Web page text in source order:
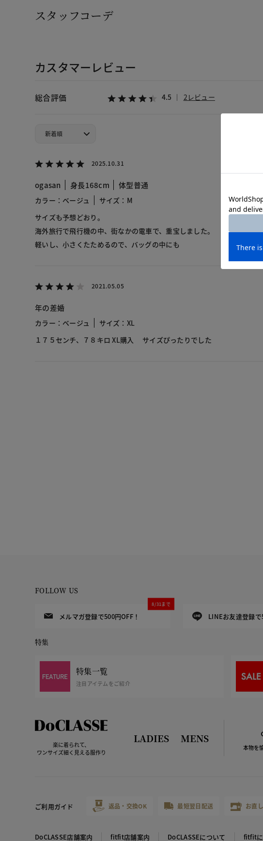
スタッフコーデ
カスタマーレビュー
総合評価 4.5 2レビュー
2025.10.31
ogasan 身長168cm 体型普通
カラー：ベージュ
サイズ：M
サイズも予想どおり。
海外旅行で飛行機の中、街なかの電車で、重宝しました。
軽いし、小さくたためるので、バッグの中にも
2021.05.05
年の差婚
カラー：ベージュ
サイズ：XL
１７５センチ、７８キロ XL購入 サイズぴったりでした
FOLLOW US
メルマガ登録で500円OFF！
8/31まで
LINEお友達登録で
特集
特集一覧
注目アイテムをご紹介
楽に着られて、
ワンサイズ細く見える服作り
LADIES MENS
本物を
ご利用ガイド 返品・交換OK 最短翌日配送 お直
DoCLASSE店舗案内 fitfit店舗案内 DoCLASSEについて fitfit